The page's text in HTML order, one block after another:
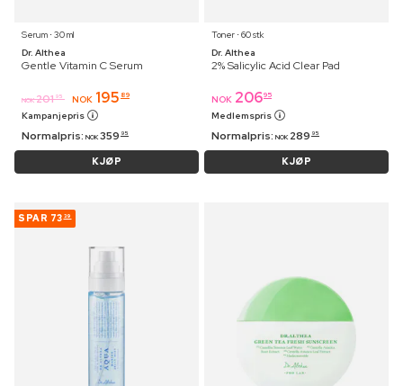
Serum ⋅ 30 ml
Dr. Althea
Gentle Vitamin C Serum
NOK 201 95 NOK 195 89
Kampanjepris
Normalpris: NOK 359 95
KJØP
Toner ⋅ 60 stk
Dr. Althea
2% Salicylic Acid Clear Pad
NOK 20695
Medlemspris
Normalpris: NOK 289 95
KJØP
SPAR 73 39